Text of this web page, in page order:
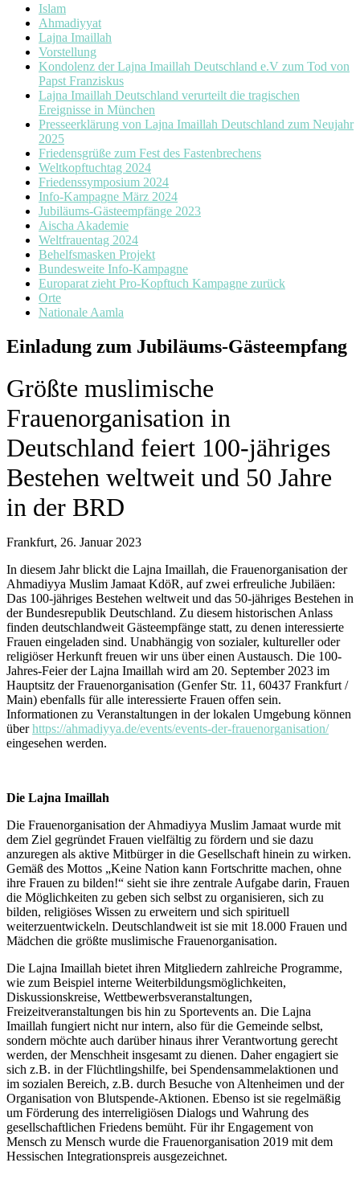
Islam
Ahmadiyyat
Lajna Imaillah
Vorstellung
Kondolenz der Lajna Imaillah Deutschland e.V zum Tod von
Papst Franziskus
Lajna Imaillah Deutschland verurteilt die tragischen
Ereignisse in München
Presseerklärung von Lajna Imaillah Deutschland zum Neujahr
2025
Friedensgrüße zum Fest des Fastenbrechens
Weltkopftuchtag 2024
Friedenssymposium 2024
Info-Kampagne März 2024
Jubiläums-Gästeempfänge 2023
Aischa Akademie
Weltfrauentag 2024
Behelfsmasken Projekt
Bundesweite Info-Kampagne
Europarat zieht Pro-Kopftuch Kampagne zurück
Orte
Nationale Aamla
Einladung zum Jubiläums-Gästeempfang
Größte muslimische
Frauenorganisation in
Deutschland feiert 100-jähriges
Bestehen weltweit und 50 Jahre
in der BRD
Frankfurt, 26. Januar 2023
In diesem Jahr blickt die Lajna Imaillah, die Frauenorganisation der
Ahmadiyya Muslim Jamaat KdöR, auf zwei erfreuliche Jubiläen:
Das 100-jähriges Bestehen weltweit und das 50-jähriges Bestehen in
der Bundesrepublik Deutschland. Zu diesem historischen Anlass
finden deutschlandweit Gästeempfänge statt, zu denen interessierte
Frauen eingeladen sind. Unabhängig von sozialer, kultureller oder
religiöser Herkunft freuen wir uns über einen Austausch. Die 100-
Jahres-Feier der Lajna Imaillah wird am 20. September 2023 im
Hauptsitz der Frauenorganisation (Genfer Str. 11, 60437 Frankfurt /
Main) ebenfalls für alle interessierte Frauen offen sein.
Informationen zu Veranstaltungen in der lokalen Umgebung können
überhttps://ahmadiyya.de/events/events-der-frauenorganisation/
eingesehen werden.
Die Lajna Imaillah
Die Frauenorganisation der Ahmadiyya Muslim Jamaat wurde mit
dem Ziel gegründet Frauen vielfältig zu fördern und sie dazu
anzuregen als aktive Mitbürger in die Gesellschaft hinein zu wirken.
Gemäß des Mottos „Keine Nation kann Fortschritte machen, ohne
ihre Frauen zu bilden!“ sieht sie ihre zentrale Aufgabe darin, Frauen
die Möglichkeiten zu geben sich selbst zu organisieren, sich zu
bilden, religiöses Wissen zu erweitern und sich spirituell
weiterzuentwickeln. Deutschlandweit ist sie mit 18.000 Frauen und
Mädchen die größte muslimische Frauenorganisation.
Die Lajna Imaillah bietet ihren Mitgliedern zahlreiche Programme,
wie zum Beispiel interne Weiterbildungsmöglichkeiten,
Diskussionskreise, Wettbewerbsveranstaltungen,
Freizeitveranstaltungen bis hin zu Sportevents an. Die Lajna
Imaillah fungiert nicht nur intern, also für die Gemeinde selbst,
sondern möchte auch darüber hinaus ihrer Verantwortung gerecht
werden, der Menschheit insgesamt zu dienen. Daher engagiert sie
sich z.B. in der Flüchtlingshilfe, bei Spendensammelaktionen und
im sozialen Bereich, z.B. durch Besuche von Altenheimen und der
Organisation von Blutspende-Aktionen. Ebenso ist sie regelmäßig
um Förderung des interreligiösen Dialogs und Wahrung des
gesellschaftlichen Friedens bemüht. Für ihr Engagement von
Mensch zu Mensch wurde die Frauenorganisation 2019 mit dem
Hessischen Integrationspreis ausgezeichnet.